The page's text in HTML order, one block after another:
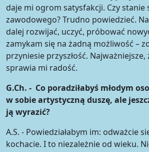
daje mi ogrom satysfakcji. Czy stanie
zawodowego? Trudno powiedzieć.
dalej rozwijać, uczyć, próbować
zamykam się na żadną możliwość –
przyniesie przyszłość.
sprawia mi radość.
G.Ch. - Co poradziłabyś młodym
w sobie artystyczną duszę, ale
ją wyrazić?
A.S. - Powiedziałabym im: odważcie
kochacie. I to niezależnie od wieku.